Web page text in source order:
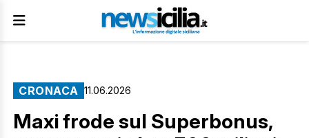
CRONACA 11.06.2026
Maxi frode sul Superbonus,